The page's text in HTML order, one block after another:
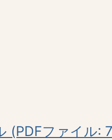
(PDFファイル: